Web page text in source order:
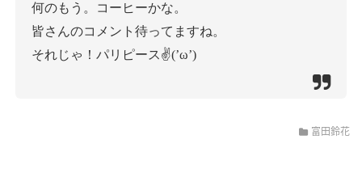
何のもう。コーヒーかな。
皆さんのコメント待ってますね。
それじゃ！パリピース✌(’ω’)
富田鈴花